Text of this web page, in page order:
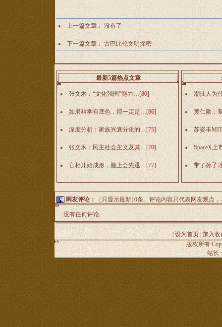
上一篇文章： 没有了
下一篇文章：古巴比伦文明探密
最新5篇热点文章
张文木：“文化强国”能力… [80]
如果科学有底色，那一定是… [86]
深度分析：家族兴衰分化的… [75]
张文木：民主社会主义及其… [70]
官相开始成形，脸上会先退… [77]
潮汕人为
黄仁勋：
苏姿丰
SpaceX
带了孙子
网友评论：（只显示最新10条。评论内容只代表网友观点
没有任何评论
|设为首页|加入收
版权所有
站长：